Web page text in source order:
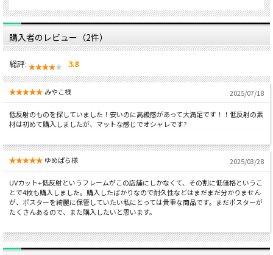
購入者のレビュー（2件）
総評: 3.8
みやこ様 2025/07/18
低反射のものを探していました！安いのに高級感があって大満足です！！低反射の素
材は初めて購入しましたが、マットな感じでオシャレです?
ゆめぱら様 2025/03/28
UVカット+低反射というフレームがこの店舗にしかなくて、その割に低価格というこ
とで4枚も購入しました。購入したばかりなので耐久性などはまだまだ分かりません
が、ポスターを綺麗に保管していたい私にとっては貴重な商品です。まだポスターが
たくさんあるので、また購入したいと思います。